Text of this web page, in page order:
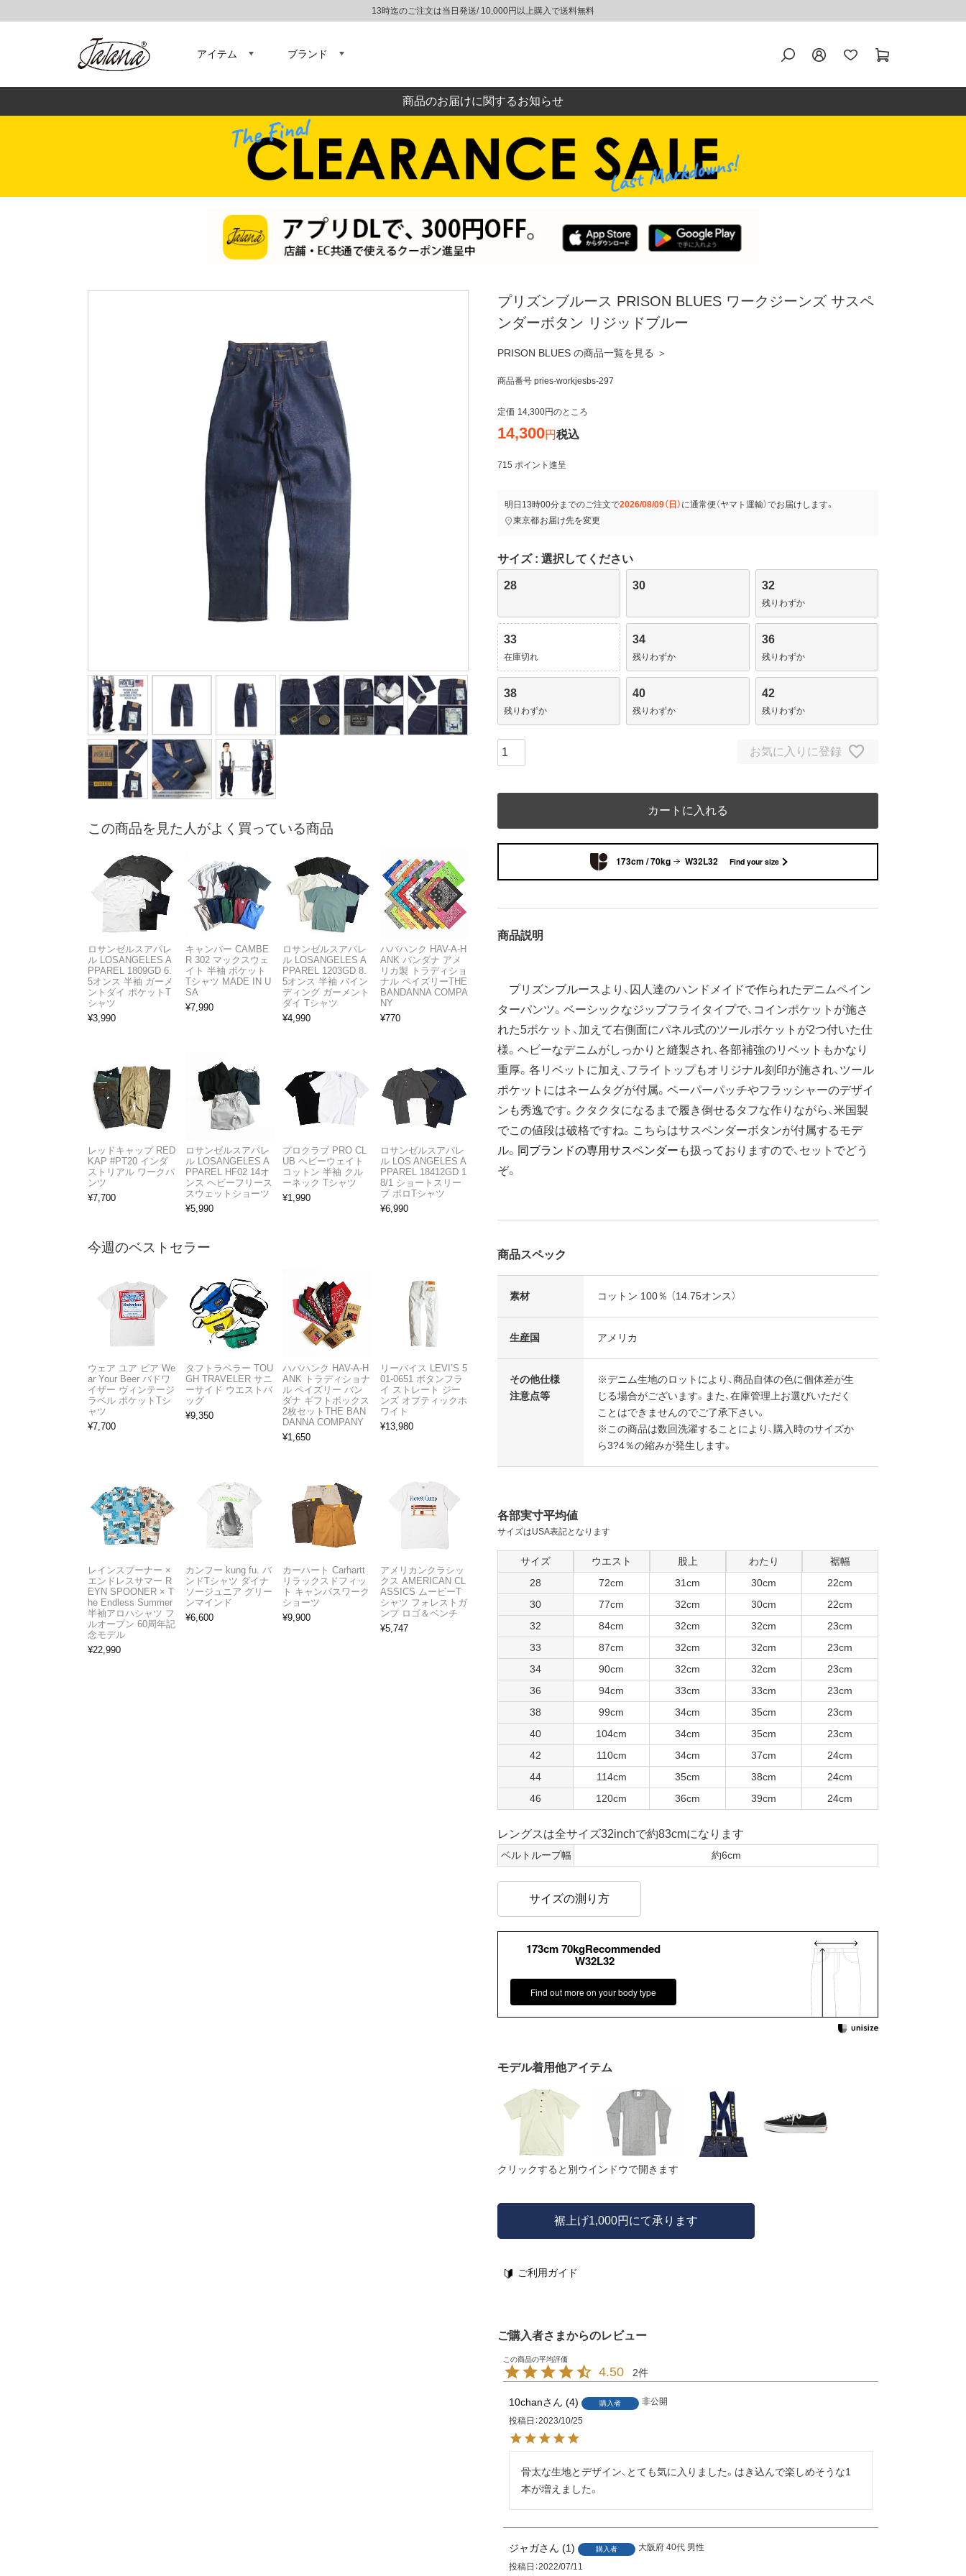
13時迄のご注文は当日発送/ 10,000円以上購入で送料無料
アイテム ブランド
商品のお届けに関するお知らせ
プリズンブルース PRISON BLUES ワークジーンズ サスペ
ンダーボタン リジッドブルー
PRISON BLUES の商品一覧を見る ＞
商品番号 pries-workjesbs-297
定価 14,300 のところ
14,300 税込
715 ポイント進呈
明日 13時00分までのご注文で2026/08/09（日） に通常便（ヤマト運輸）でお届けします。
東京都お届け先を変更
サイズ 選択してください
28 30 32
残りわずか
33
在庫切れ
34
残りわずか
36
残りわずか
38
残りわずか
40
残りわずか
42
残りわずか
お気に入りに登録
カートに入れる
173cm / 70kg W32L32 Find your size
商品説明
プリズンブルースより、囚人達のハンドメイドで作られたデニムペイン
ターパンツ。ベーシックなジップフライタイプで、コインポケットが施さ
れた5ポケット、加えて右側面にパネル式のツールポケットが2つ付いた仕
様。ヘビーなデニムがしっかりと縫製され、各部補強のリベットもかなり
重厚。各リベットに加え、フライトップもオリジナル刻印が施され、ツール
ポケットにはネームタグが付属。ペーパーパッチやフラッシャーのデザイ
ンも秀逸です。クタクタになるまで履き倒せるタフな作りながら、米国製
でこの値段は破格ですね。こちらはサスペンダーボタンが付属するモデ
ル。 同ブランドの専用サスペンダー も扱っておりますので、セットでどう
ぞ。
商品スペック
素材 コットン 100％ （14.75オンス）
生産国 アメリカ
その他仕様
注意点等
※デニム生地のロットにより、商品自体の色に個体差が生
じる場合がございます。また、在庫管理上お選びいただく
ことはできませんのでご了承下さい。
※この商品は数回洗濯することにより、購入時のサイズか
ら3?4％の縮みが発生します。
各部実寸平均値
サイズはUSA表記となります
サイズ ウエスト 股上 わたり
裾幅
28
72cm 31cm 30cm
22cm
30
77cm 32cm 30cm
22cm
32
84cm 32cm 32cm
23cm
33
87cm 32cm 32cm
23cm
34
90cm 32cm 32cm
23cm
36
94cm 33cm 33cm
23cm
38
99cm 34cm 35cm
23cm
40
104cm 34cm 35cm
23cm
42
110cm 34cm 37cm
24cm
44
114cm 35cm 38cm
24cm
46
120cm 36cm 39cm 24cm
レングスは全サイズ32inchで約83cmになります
ベルトループ幅 約6cm
サイズの測り方
173cm 70kgRecommended
W32L32
Find out more on your body type
モデル着用他アイテム
クリックすると別ウインドウで開きます
裾上げ1,000円にて承ります
ご利用ガイド
ご購入者さまからのレビュー
4.50 2
10chan 4 購入者
非公開
投稿日 2023/10/25
骨太な生地とデザイン、とても気に入りました。はき込んで楽しめそうな1
本が増えました。
ジャガ 1 購入者 大阪府 40代 男性
投稿日 2022/07/11
この商品を見た人がよく買っている商品
ロサンゼルスアパレ
ル LOSANGELES A
PPAREL 1809GD 6.
5オンス 半袖 ガーメ
ントダイ ポケットT
シャツ
¥3,990
キャンバー CAMBE
R 302 マックスウェ
イト 半袖 ポケット
Tシャツ MADE IN U
SA
¥7,990
ロサンゼルスアパレ
ル LOSANGELES A
PPAREL 1203GD 8.
5オンス 半袖 バイン
ディング ガーメント
ダイ Tシャツ
¥4,990
ハバハンク HAV-A-H
ANK バンダナ アメ
リカ製 トラディショ
ナル ペイズリーTHE
BANDANNA COMPA
NY
¥770
レッドキャップ RED
KAP #PT20 インダ
ストリアル ワークパ
ンツ
¥7,700
ロサンゼルスアパレ
ル LOSANGELES A
PPAREL HF02 14オ
ンス ヘビーフリース
スウェットショーツ
¥5,990
プロクラブ PRO CL
UB ヘビーウェイト
コットン 半袖 クル
ーネック Tシャツ
¥1,990
ロサンゼルスアパレ
ル LOS ANGELES A
PPAREL 18412GD 1
8/1 ショートスリー
ブ ポロTシャツ
¥6,990
今週のベストセラー
ウェア ユア ビア We
ar Your Beer バドワ
イザー ヴィンテージ
ラベル ポケットTシ
ャツ
¥7,700
タフトラベラー TOU
GH TRAVELER サニ
ーサイド ウエストバ
ッグ
¥9,350
ハバハンク HAV-A-H
ANK トラディショナ
ル ペイズリー バン
ダナ ギフトボックス
2枚セットTHE BAN
DANNA COMPANY
¥1,650
リーバイス LEVI’S 5
01-0651 ボタンフラ
イ ストレート ジー
ンズ オプティックホ
ワイト
¥13,980
レインスプーナー ×
エンドレスサマー R
EYN SPOONER × T
he Endless Summer
半袖アロハシャツ フ
ルオープン 60周年記
念モデル
¥22,990
カンフー kung fu. バ
ンドTシャツ ダイナ
ソージュニア グリー
ンマインド
¥6,600
カーハート Carhartt
リラックスドフィッ
ト キャンバスワーク
ショーツ
¥9,900
アメリカンクラシッ
クス AMERICAN CL
ASSICS ムービーT
シャツ フォレストガ
ンプ ロゴ＆ベンチ
¥5,747